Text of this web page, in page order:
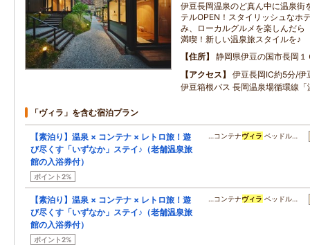
伊豆長岡温泉のど真ん中に温泉街
テルOPEN！スタイリッシュなホ
み、ローカルグルメを楽しんだら
満喫！新しい温泉旅スタイルを♪
住所
静岡県伊豆の国市長岡１
アクセス
伊豆長岡IC約5分/伊
伊豆箱根バス 長岡温泉場循環線
「ヴィラ」を含む宿泊プラン
【素泊り】温泉 × コンテナ × レトロ旅！遊
び尽くす「いずなか」ステイ♪（老舗温泉旅
館の入浴券付）
ポイント2%
…コンテナヴィラ ベッドル…
【素泊り】温泉 × コンテナ × レトロ旅！遊
び尽くす「いずなか」ステイ♪（老舗温泉旅
館の入浴券付）
ポイント2%
…コンテナヴィラ ベッドル…